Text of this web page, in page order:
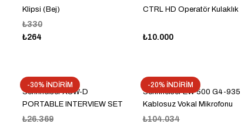
Klipsi (Bej)
₺264
₺330
CTRL HD Operatör Kulaklık
₺10.000
-30% İNDİRİM
Sennheiser XSW-D
PORTABLE INTERVIEW SET
₺26.369
-20% İNDİRİM
Sennheiser EW 500 G4-935
Kablosuz Vokal Mikrofonu
₺104.034